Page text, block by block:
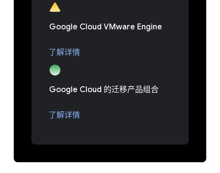
Google Cloud VMware Engine
了解详情
Google Cloud 的迁移产品组合
了解详情